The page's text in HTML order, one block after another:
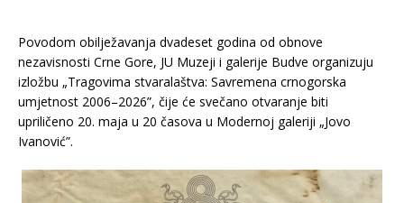
Povodom obilježavanja dvadeset godina od obnove
nezavisnosti Crne Gore, JU Muzeji i galerije Budve organizuju
izložbu „Tragovima stvaralaštva: Savremena crnogorska
umjetnost 2006–2026”, čije će svečano otvaranje biti
upriličeno 20. maja u 20 časova u Modernoj galeriji „Jovo
Ivanović”.